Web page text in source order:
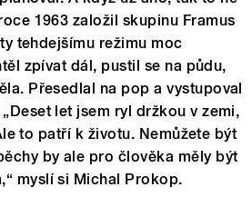
1963 založil skupinu Framus
tehdejšímu režimu moc
zpívat dál, pustil se na půdu,
Přesedlal na pop a vystupoval
let jsem ryl držkou v zemi,
to patří k životu. Nemůžete být
by ale pro člověka měly být
myslí si Michal Prokop.